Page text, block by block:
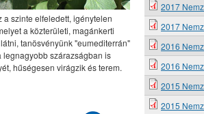
2017
2017
2016
2016
2015
2015
a szinte elfeledett, igénytelen
a közterületi, magánkerti
tanösvényünk "eumediterrán"
szárazságban is
hűségesen virágzik és terem.